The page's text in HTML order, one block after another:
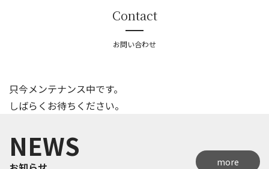
Contact
お問い合わせ
只今メンテナンス中です。
しばらくお待ちください。
NEWS more